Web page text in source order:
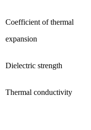
Coefficient of thermal
expansion
Dielectric strength
Thermal conductivity